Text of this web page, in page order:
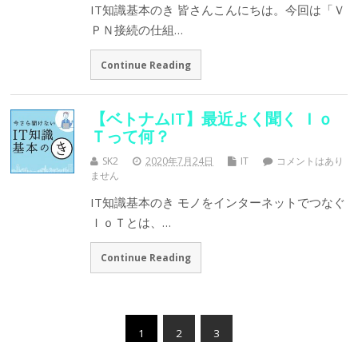
IT知識基本のき 皆さんこんにちは。今回は「Ｖ
ＰＮ接続の仕組…
Continue Reading
【ベトナムIT】最近よく聞く Ｉｏ
Ｔって何？
SK2 2020年7月24日 IT
コメントはあり
ません
IT知識基本のき モノをインターネットでつなぐ
ＩｏＴとは、…
Continue Reading
1 2 3